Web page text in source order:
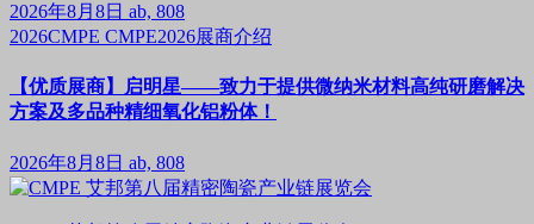
2026年8月8日 ab, 808
2026CMPE CMPE2026展商介绍
【优质展商】启明星——致力于提供微纳米材料高纯研磨解决
方案及多品种精细氧化铝粉体！
2026年8月8日 ab, 808